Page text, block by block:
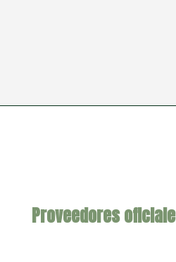
Proveedores